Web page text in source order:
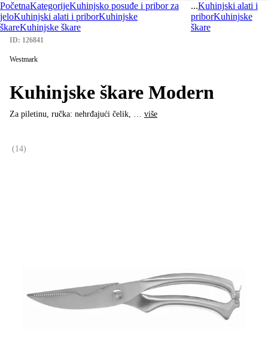
PočetnaKategorijeKuhinjsko posuđe i pribor za
jeloKuhinjski alati i priborKuhinjske
škareKuhinjske škare
...Kuhinjski alati i
priborKuhinjske
škare
ID: 126841
Westmark
Kuhinjske škare Modern
Za piletinu, ručka: nehrđajući čelik, … više
(14)